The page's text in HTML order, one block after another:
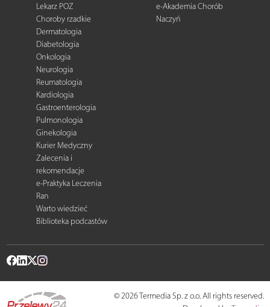
Lekarz POZ
Choroby rzadkie
Dermatologia
Diabetologia
Onkologia
Neurologia
Reumatologia
Kardiologia
Gastroenterologia
Pulmonologia
Ginekologia
Kurier Medyczny
Zalecenia i
rekomendacje
e-Praktyka Leczenia
Ran
Warto wiedzieć
Biblioteka podcastów
e-Akademia Chorób
Naczyń
© 2026 Termedia Sp. z o.o. All rights reserved.